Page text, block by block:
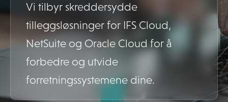
Vi tilbyr skreddersydde
tilleggsløsninger for IFS Cloud,
NetSuite og Oracle Cloud for å
forbedre og utvide
forretningssystemene dine.